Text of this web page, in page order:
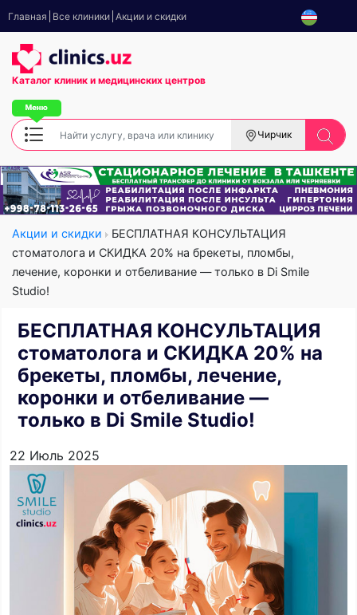
Главная Все клиники Акции и скидки
Каталог клиник и медицинских центров
Чирчик
Акции и скидки
БЕСПЛАТНАЯ КОНСУЛЬТАЦИЯ
стоматолога и СКИДКА 20% на брекеты, пломбы,
лечение, коронки и отбеливание — только в Di Smile
Studio!
БЕСПЛАТНАЯ КОНСУЛЬТАЦИЯ
стоматолога и СКИДКА 20% на
брекеты, пломбы, лечение,
коронки и отбеливание —
только в Di Smile Studio!
22 Июль 2025